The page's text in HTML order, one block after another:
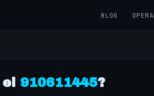
BLOG
910611445?